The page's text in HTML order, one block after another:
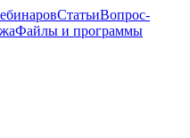
СтатьиВопрос-
Файлы и программы